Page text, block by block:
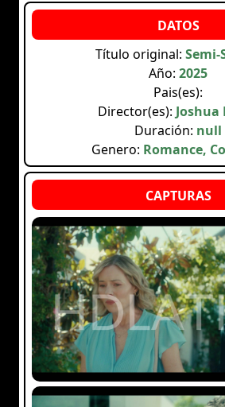
Título original: Semi-
Año: 2025
Pais(es):
Director(es): Joshua
Duración: null
Genero: Romance,